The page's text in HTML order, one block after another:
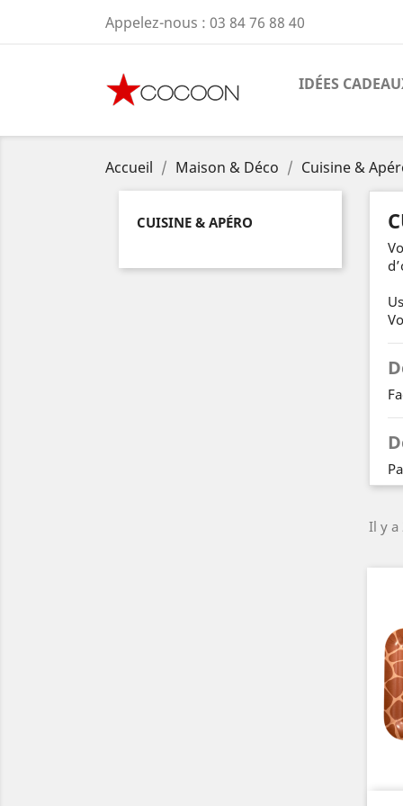
Appelez-nous : 03 84 76 88 40
IDÉES
Accueil Maison & Déco Cuisine &
CUISINE & APÉRO
Il y a